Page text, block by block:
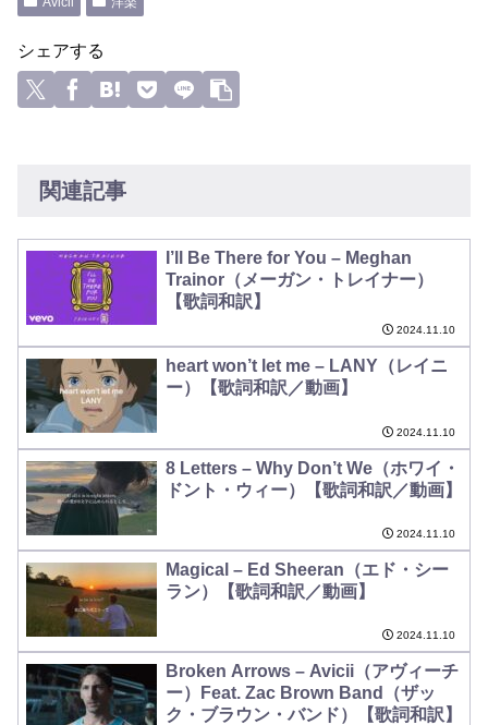
シェアする
関連記事
I’ll Be There for You – Meghan
Trainor（メーガン・トレイナー）
【歌詞和訳】
2024.11.10
heart won’t let me – LANY（レイニ
ー）【歌詞和訳／動画】
2024.11.10
8 Letters – Why Don’t We（ホワイ・
ドント・ウィー）【歌詞和訳／動画】
2024.11.10
Magical – Ed Sheeran（エド・シー
ラン）【歌詞和訳／動画】
2024.11.10
Broken Arrows – Avicii（アヴィーチ
ー）Feat. Zac Brown Band（ザッ
ク・ブラウン・バンド）【歌詞和訳】